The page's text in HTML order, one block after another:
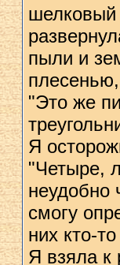
шелковый
пыли и
"Это же
Я
"Четыре,
неудобно
смогу
них кто-
Я взяла к